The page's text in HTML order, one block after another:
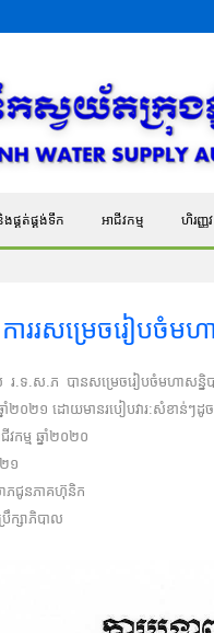
ផ្គត់ផ្គង់ទឹក អាជីវកម្ម ហិរញ្ញវ
ការរសម្រេចរៀបចំម
ភ បានសម្រេចរៀបចំមហាសន្និបា
ាំ២០២១ ដោយមានរបៀបវារ:សំខាន់ៗដូច
ម្ម ឆ្នាំ២០២០
១
ភជូនភាគហ៊ុនិក
ក្សាភិបាល